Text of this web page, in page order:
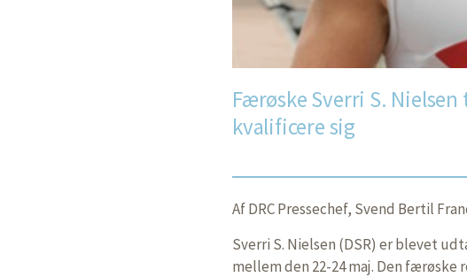
Færøske Sverri S.
kvalificere sig
Af DRC Pressechef, Svend Bertil
Sverri S. Nielsen (DSR) er blevet
mellem den 22-24 maj. Den